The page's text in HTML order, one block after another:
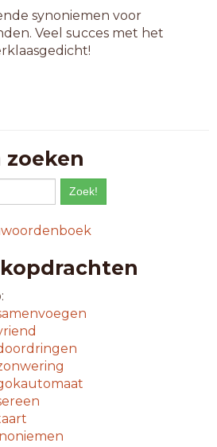
synoniemen voor
Veel succes met het
zoeken